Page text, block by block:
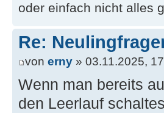
oder einfach nicht alles
Re:
von erny » 03.11.2025,
Wenn man bereits
den Leerlauf